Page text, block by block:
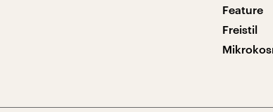
Feature
Freistil